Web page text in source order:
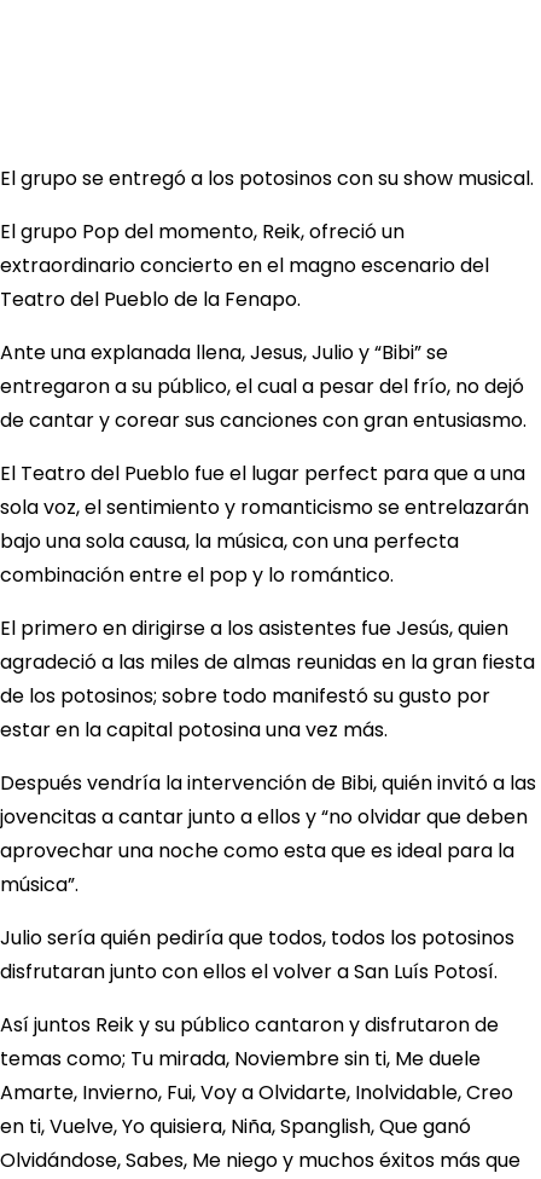
El grupo se entregó a los potosinos con su show musical.
El grupo Pop del momento, Reik, ofreció un
extraordinario concierto en el magno escenario del
Teatro del Pueblo de la Fenapo.
Ante una explanada llena, Jesus, Julio y “Bibi” se
entregaron a su público, el cual a pesar del frío, no dejó
de cantar y corear sus canciones con gran entusiasmo.
El Teatro del Pueblo fue el lugar perfect para que a una
sola voz, el sentimiento y romanticismo se entrelazarán
bajo una sola causa, la música, con una perfecta
combinación entre el pop y lo romántico.
El primero en dirigirse a los asistentes fue Jesús, quien
agradeció a las miles de almas reunidas en la gran fiesta
de los potosinos; sobre todo manifestó su gusto por
estar en la capital potosina una vez más.
Después vendría la intervención de Bibi, quién invitó a las
jovencitas a cantar junto a ellos y “no olvidar que deben
aprovechar una noche como esta que es ideal para la
música”.
Julio sería quién pediría que todos, todos los potosinos
disfrutaran junto con ellos el volver a San Luís Potosí.
Así juntos Reik y su público cantaron y disfrutaron de
temas como; Tu mirada, Noviembre sin ti, Me duele
Amarte, Invierno, Fui, Voy a Olvidarte, Inolvidable, Creo
en ti, Vuelve, Yo quisiera, Niña, Spanglish, Que ganó
Olvidándose, Sabes, Me niego y muchos éxitos más que